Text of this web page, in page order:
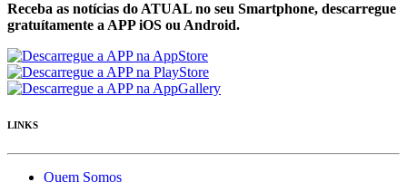
Receba as notícias do ATUAL no seu Smartphone, descarregue
gratuítamente a APP iOS ou Android.
LINKS
Quem Somos